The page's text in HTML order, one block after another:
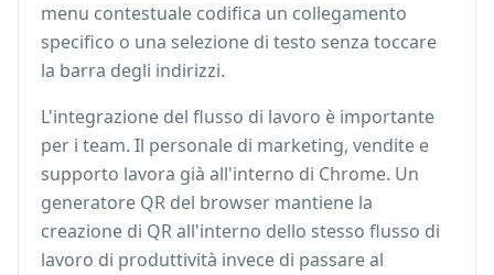
menu contestuale codifica un collegamento
specifico o una selezione di testo senza toccare
la barra degli indirizzi.
L'integrazione del flusso di lavoro è importante
per i team. Il personale di marketing, vendite e
supporto lavora già all'interno di Chrome. Un
generatore QR del browser mantiene la
creazione di QR all'interno dello stesso flusso di
lavoro di produttività invece di passare al